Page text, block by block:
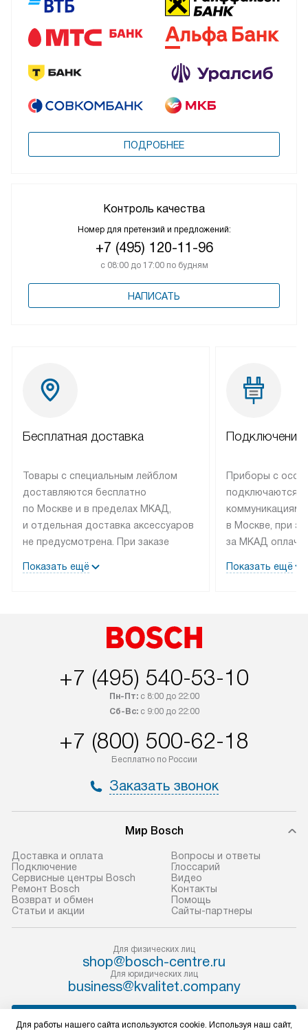
ПОДРОБНЕЕ
Контроль качества
Номер для претензий и предложений:
+7 (495) 120-11-96
с 08:00 до 17:00 по будням
НАПИСАТЬ
Бесплатная доставка
Товары с специальным лейблом
доставляются бесплатно
по Москве и в пределах МКАД,
и отдельная доставка аксессуаров
не предусмотрена. При заказе
рекомендуем обсудить
со статусом «В наличии» могут
быть отправлены покупателю
интересен товар «Под заказ»,
обсудите возможность его
приобретения с менеджером сайта.
доставляются бесплатно
по Москве в пределах МКАД,
не предусмотрена.
доставки доставит упакованный
прибор до двери или прихожей.
Если необходимо переместить
прибор до места установки,
пожалуйста, предварительно
уточните это с менеджером.
дополнительная плата. Важно
учитывать, что если размеры
прибора не позволяют ему пройти
Показать ещё
Подключение
Приборы с
подключаются к
коммуникациям
в Москве, при
за МКАД
партнера
по монтажу
материалы.
установленной
Показать ещё
+7 (495) 540-53-10
Пн-Пт:с 8:00 до 22:00
Сб-Вс:с 9:00 до 22:00
+7 (800) 500-62-18
Бесплатно по России
Заказать звонок
Мир Bosch
Доставка и оплата
Подключение
Сервисные центры Bosch
Ремонт Bosch
Возврат и обмен
Статьи и акции
Вопросы и ответы
Глоссарий
Видео
Контакты
Помощь
Сайты-партнеры
Для физических лиц
shop@bosch-centre.ru
Для юридических лиц
business@kvalitet.company
Для работы нашего сайта используются cookie. Используя наш сайт,